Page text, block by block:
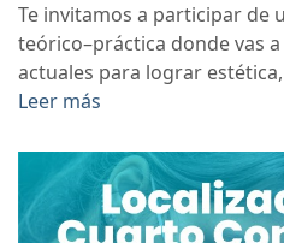
Te invitamos a participar de
teórico–práctica donde vas
actuales para lograr estética,
Leer más